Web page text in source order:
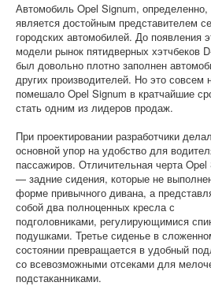
Автомобиль Opel Signum, определенно,
является достойным представителем
городских автомобилей. До появления
модели рынок пятидверных хэтчбеков
был довольно плотно заполнен
других производителей. Но это совсем
помешало Opel Signum в кратчайшие
стать одним из лидеров продаж.
При проектировании разработчики
основной упор на удобство для
пассажиров. Отличительная черта Opel
— задние сидения, которые не
форме привычного дивана, а
собой два полноценных кресла с
подголовниками, регулирующимися
подушками. Третье сиденье в
состоянии превращается в удобный
со всевозможными отсеками для
подстаканниками.